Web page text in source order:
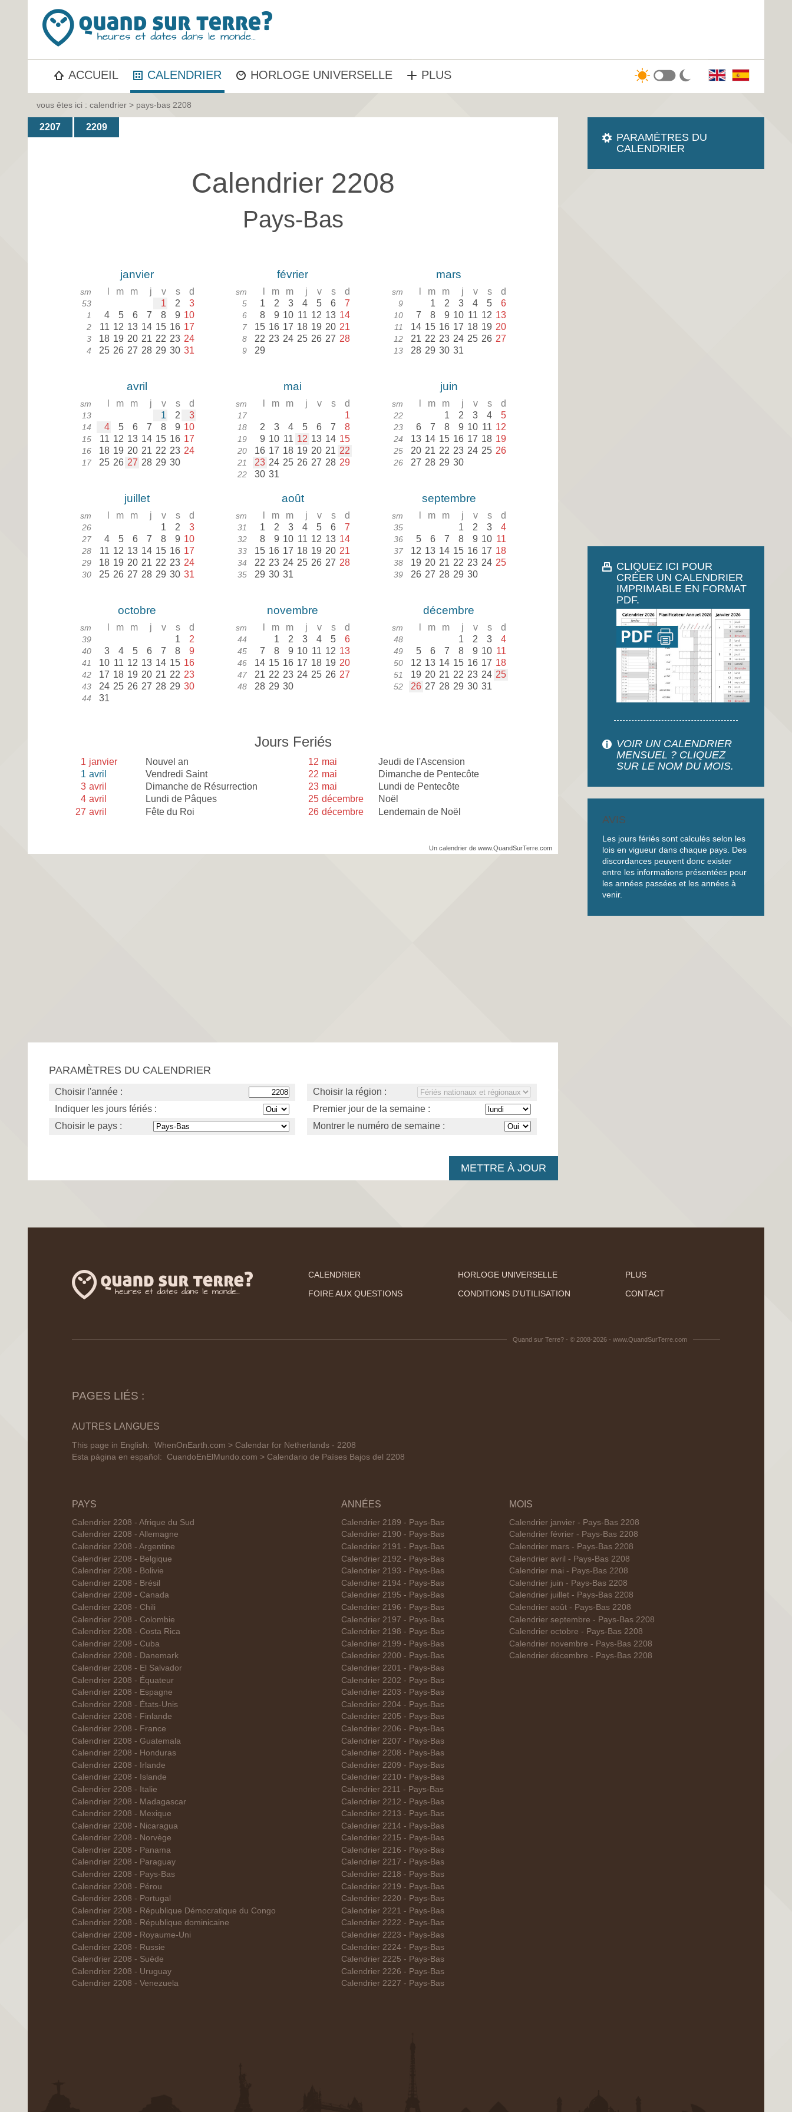
ACCUEIL CALENDRIER HORLOGE UNIVERSELLE PLUS
vous êtes ici : calendrier > pays-bas 2208
2207 2209
Calendrier 2208
Pays-Bas
janvier
sm m m j v s d
53 1 2 3
1 4 5 6 7 8 9 10
2 11 12 13 14 15 16 17
3 18 19 20 21 22 23 24
4 25 26 27 28 29 30 31
février
sm m m j v s d
5 1 2 3 4 5 6 7
6 8 9 10 11 12 13 14
7 15 16 17 18 19 20 21
8 22 23 24 25 26 27 28
9 29
mars
sm m m j v s d
9 1 2 3 4 5 6
10 7 8 9 10 11 12 13
11 14 15 16 17 18 19 20
12 21 22 23 24 25 26 27
13 28 29 30 31
avril
sm m m j v s d
13 1 2 3
14 4 5 6 7 8 9 10
15 11 12 13 14 15 16 17
16 18 19 20 21 22 23 24
17 25 26 27 28 29 30
mai
sm m m j v s d
17 1
18 2 3 4 5 6 7 8
19 9 10 11 12 13 14 15
20 16 17 18 19 20 21 22
21 23 24 25 26 27 28 29
22 30 31
juin
sm m m j v s d
22 1 2 3 4 5
23 6 7 8 9 10 11 12
24 13 14 15 16 17 18 19
25 20 21 22 23 24 25 26
26 27 28 29 30
juillet
sm m m j v s d
26 1 2 3
27 4 5 6 7 8 9 10
28 11 12 13 14 15 16 17
29 18 19 20 21 22 23 24
30 25 26 27 28 29 30 31
août
sm m m j v s d
31 1 2 3 4 5 6 7
32 8 9 10 11 12 13 14
33 15 16 17 18 19 20 21
34 22 23 24 25 26 27 28
35 29 30 31
septembre
sm m m j v s d
35 1 2 3 4
36 5 6 7 8 9 10 11
37 12 13 14 15 16 17 18
38 19 20 21 22 23 24 25
39 26 27 28 29 30
octobre
sm m m j v s d
39 1 2
40 3 4 5 6 7 8 9
41 10 11 12 13 14 15 16
42 17 18 19 20 21 22 23
43 24 25 26 27 28 29 30
44 31
novembre
sm m m j v s d
44 1 2 3 4 5 6
45 7 8 9 10 11 12 13
46 14 15 16 17 18 19 20
47 21 22 23 24 25 26 27
48 28 29 30
décembre
sm m m j v s d
48 1 2 3 4
49 5 6 7 8 9 10 11
50 12 13 14 15 16 17 18
51 19 20 21 22 23 24 25
52 26 27 28 29 30 31
Jours Feriés
1 janvier
Nouvel an
1 avril
Vendredi Saint
3 avril
Dimanche de Résurrection
4 avril
Lundi de Pâques
27 avril Fête du Roi
12 mai
Jeudi de l'Ascension
22 mai
Dimanche de Pentecôte
23 mai
Lundi de Pentecôte
25 décembre
Noël
26 décembre Lendemain de Noël
Un calendrier de www.QuandSurTerre.com
PARAMÈTRES DU CALENDRIER
Choisir l'année :
Indiquer les jours fériés :
Choisir le pays :
Choisir la région :
Premier jour de la semaine :
Montrer le numéro de semaine :
PARAMÈTRES DU
CALENDRIER
CLIQUEZ ICI POUR
CRÉER UN CALENDRIER
IMPRIMABLE EN FORMAT
PDF.
VOIR UN CALENDRIER
MENSUEL ? CLIQUEZ
SUR LE NOM DU MOIS.
AVIS
Les jours fériés sont calculés selon les
lois en vigueur dans chaque pays. Des
discordances peuvent donc exister
entre les informations présentées pour
les années passées et les années à
venir.
CALENDRIER HORLOGE UNIVERSELLE
PLUS
FOIRE AUX QUESTIONS
CONDITIONS D'UTILISATION CONTACT
Quand sur Terre? - © 2008-2026 - www.QuandSurTerre.com
PAGES LIÉS :
AUTRES LANGUES
This page in English: WhenOnEarth.com > Calendar for Netherlands - 2208
Esta página en español: CuandoEnElMundo.com > Calendario de Países Bajos del 2208
PAYS
Calendrier 2208 - Afrique du Sud
Calendrier 2208 - Allemagne
Calendrier 2208 - Argentine
Calendrier 2208 - Belgique
Calendrier 2208 - Bolivie
Calendrier 2208 - Brésil
Calendrier 2208 - Canada
Calendrier 2208 - Chili
Calendrier 2208 - Colombie
Calendrier 2208 - Costa Rica
Calendrier 2208 - Cuba
Calendrier 2208 - Danemark
Calendrier 2208 - El Salvador
Calendrier 2208 - Équateur
Calendrier 2208 - Espagne
Calendrier 2208 - États-Unis
Calendrier 2208 - Finlande
Calendrier 2208 - France
Calendrier 2208 - Guatemala
Calendrier 2208 - Honduras
Calendrier 2208 - Irlande
Calendrier 2208 - Islande
Calendrier 2208 - Italie
Calendrier 2208 - Madagascar
Calendrier 2208 - Mexique
Calendrier 2208 - Nicaragua
Calendrier 2208 - Norvège
Calendrier 2208 - Panama
Calendrier 2208 - Paraguay
Calendrier 2208 - Pays-Bas
Calendrier 2208 - Pérou
Calendrier 2208 - Portugal
Calendrier 2208 - République Démocratique du Congo
Calendrier 2208 - République dominicaine
Calendrier 2208 - Royaume-Uni
Calendrier 2208 - Russie
Calendrier 2208 - Suède
Calendrier 2208 - Uruguay
Calendrier 2208 - Venezuela
ANNÉES
Calendrier 2189 - Pays-Bas
Calendrier 2190 - Pays-Bas
Calendrier 2191 - Pays-Bas
Calendrier 2192 - Pays-Bas
Calendrier 2193 - Pays-Bas
Calendrier 2194 - Pays-Bas
Calendrier 2195 - Pays-Bas
Calendrier 2196 - Pays-Bas
Calendrier 2197 - Pays-Bas
Calendrier 2198 - Pays-Bas
Calendrier 2199 - Pays-Bas
Calendrier 2200 - Pays-Bas
Calendrier 2201 - Pays-Bas
Calendrier 2202 - Pays-Bas
Calendrier 2203 - Pays-Bas
Calendrier 2204 - Pays-Bas
Calendrier 2205 - Pays-Bas
Calendrier 2206 - Pays-Bas
Calendrier 2207 - Pays-Bas
Calendrier 2208 - Pays-Bas
Calendrier 2209 - Pays-Bas
Calendrier 2210 - Pays-Bas
Calendrier 2211 - Pays-Bas
Calendrier 2212 - Pays-Bas
Calendrier 2213 - Pays-Bas
Calendrier 2214 - Pays-Bas
Calendrier 2215 - Pays-Bas
Calendrier 2216 - Pays-Bas
Calendrier 2217 - Pays-Bas
Calendrier 2218 - Pays-Bas
Calendrier 2219 - Pays-Bas
Calendrier 2220 - Pays-Bas
Calendrier 2221 - Pays-Bas
Calendrier 2222 - Pays-Bas
Calendrier 2223 - Pays-Bas
Calendrier 2224 - Pays-Bas
Calendrier 2225 - Pays-Bas
Calendrier 2226 - Pays-Bas
Calendrier 2227 - Pays-Bas
MOIS
Calendrier janvier - Pays-Bas 2208
Calendrier février - Pays-Bas 2208
Calendrier mars - Pays-Bas 2208
Calendrier avril - Pays-Bas 2208
Calendrier mai - Pays-Bas 2208
Calendrier juin - Pays-Bas 2208
Calendrier juillet - Pays-Bas 2208
Calendrier août - Pays-Bas 2208
Calendrier septembre - Pays-Bas 2208
Calendrier octobre - Pays-Bas 2208
Calendrier novembre - Pays-Bas 2208
Calendrier décembre - Pays-Bas 2208